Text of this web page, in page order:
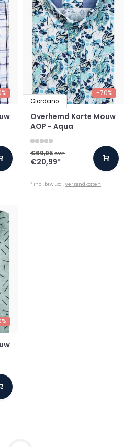
-70%
Giordano
Overhemd Korte Mouw
AOP - Aqua
€69,95AVP
€20,99*
* Incl. btw Excl.Verzendkosten